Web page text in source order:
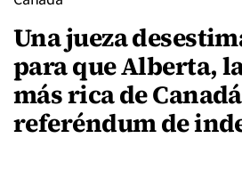
Una jueza
para que Alberta,
más rica de
referéndum de